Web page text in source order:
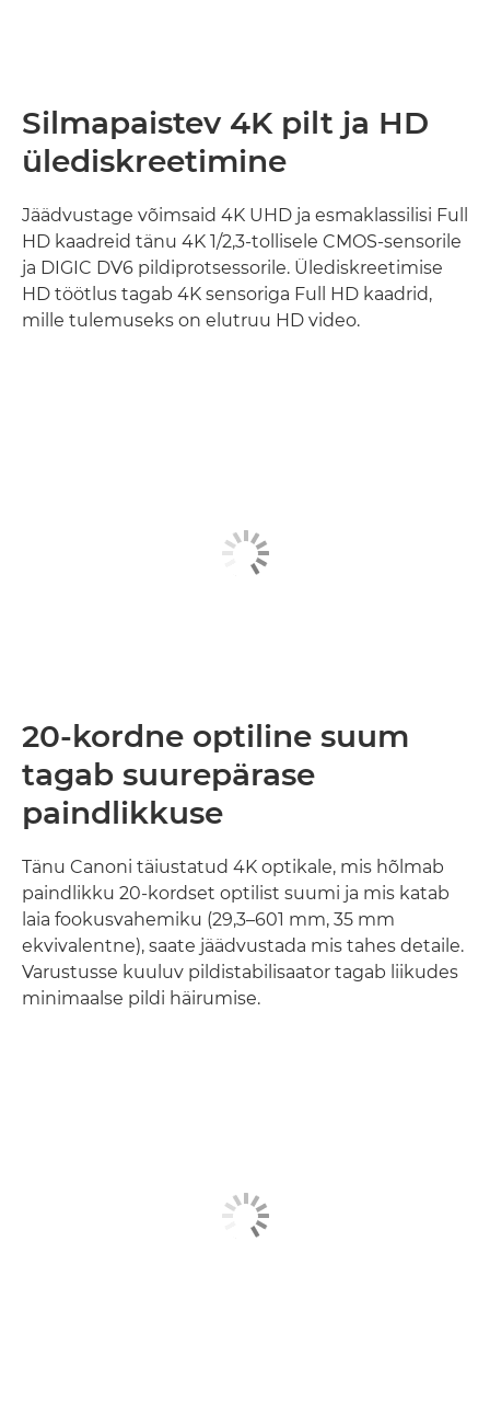
Silmapaistev 4K pilt ja HD
ülediskreetimine
Jäädvustage võimsaid 4K UHD ja esmaklassilisi Full
HD kaadreid tänu 4K 1/2,3-tollisele CMOS-sensorile
ja DIGIC DV6 pildiprotsessorile. Ülediskreetimise
HD töötlus tagab 4K sensoriga Full HD kaadrid,
mille tulemuseks on elutruu HD video.
20-kordne optiline suum
tagab suurepärase
paindlikkuse
Tänu Canoni täiustatud 4K optikale, mis hõlmab
paindlikku 20-kordset optilist suumi ja mis katab
laia fookusvahemiku (29,3–601 mm, 35 mm
ekvivalentne), saate jäädvustada mis tahes detaile.
Varustusse kuuluv pildistabilisaator tagab liikudes
minimaalse pildi häirumise.